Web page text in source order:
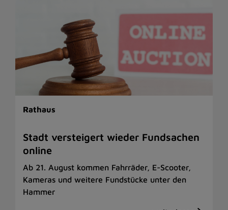
Rathaus
Stadt versteigert wieder Fundsachen
online
Ab 21. August kommen Fahrräder, E-Scooter,
Kameras und weitere Fundstücke unter den
Hammer